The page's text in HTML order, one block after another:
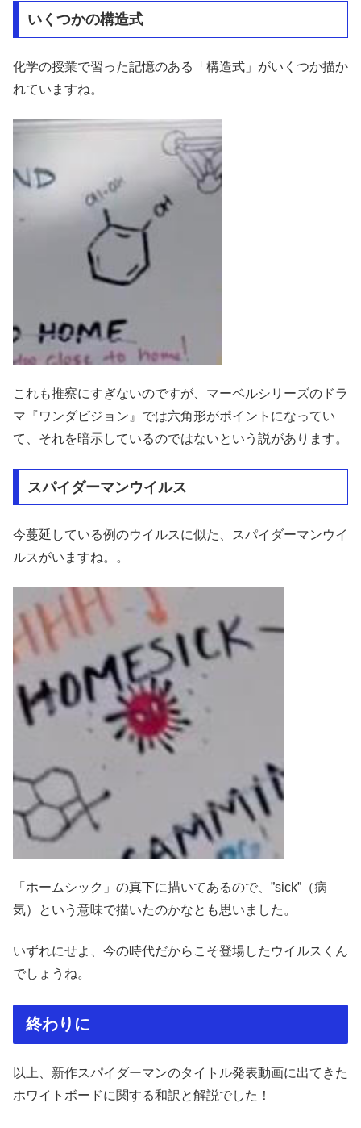
いくつかの構造式
化学の授業で習った記憶のある「構造式」がいくつか描か
れていますね。
これも推察にすぎないのですが、マーベルシリーズのドラ
マ『ワンダビジョン』では六角形がポイントになってい
て、それを暗示しているのではないという説があります。
スパイダーマンウイルス
今蔓延している例のウイルスに似た、スパイダーマンウイ
ルスがいますね。。
「ホームシック」の真下に描いてあるので、”sick”（病
気）という意味で描いたのかなとも思いました。
いずれにせよ、今の時代だからこそ登場したウイルスくん
でしょうね。
終わりに
以上、新作スパイダーマンのタイトル発表動画に出てきた
ホワイトボードに関する和訳と解説でした！